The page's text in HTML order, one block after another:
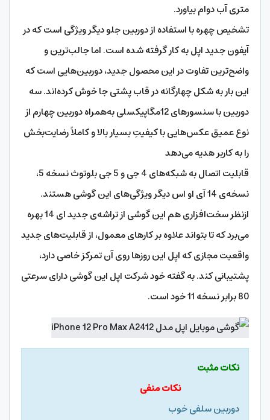
متری آب دوام بیاورد.
تشخیص چهره با استفاده از دوربین جلو دیگر ویژگی است که در
آیفون جدید اپل به کار گرفته شده است. اما جالب‌ترین و
واضح‌ترین تفاوت در این محصول جدید، دوربین‌هایی است که
این بار به شکل چهار‌گانه در قاب پشتی جا خوش کرده‌اند. سه
دوربین با سنسورهای 12مگاپیکسلی به‌همراه دوربین چهارم از
نوع عمیق عکس‌هایی با کیفیتِ بسیار بالا و کاملاً رضایت‌بخش
را به کاربر هدیه می‌دهد
قابلیت اتصال به شبکه­‌های 4 جی و 5 جی بلوتوث نسخه‌ 5،
نسخه­‌ی 14 آی او اس دیگر ویژگی‌های این گوشی هستند.
ازنظر سخت‌‌افزاری هم این گوشی از تراشه­‌ی جدید ای 14 بهره
می‌برد که تا بتواند علاوه بر کارهای معمول، از قابلیت‌های جدید
واقعیت مجازی که اپل این روزها روی آن تمرکز خاصی دارد،
پشتیبانی کند. به گفته خود شرکت اپل این گوشی دارای سرعتی
80 برابر نسخه 11 خود است.
نکات مثبت
نکات منفی
دوربین سلفی خوب